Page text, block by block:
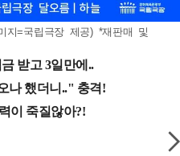
지=국립극장 제공) *재판매 및